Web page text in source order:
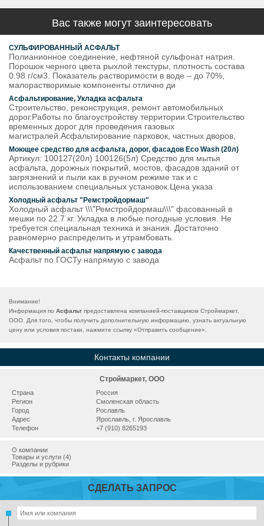
Вас также могут заинтересовать
СУЛЬФИРОВАННЫЙ АСФАЛЬТ
Полианионное соединение, нефтяной сульфонат натрия.
Порошок черного цвета рыхлой текстуры, плотность состава
0.98 г/см3. Показатель растворимости в воде – до 70%,
малорастворимые компоненты отлично ди
Асфальтирование, Укладка асфальта
Строительство, реконструкция, ремонт автомобильных
дорог.Работы по благоустройству территории.Строительство
временных дорог для проведения газовых
магистралей.Асфальтирование парковок, частных дворов,
Моющее средство для асфальта, дорог, фасадов Eco Wash (20л)
Артикул: 100127(20л) 100126(5л) Средство для мытья
асфальта, дорожных покрытий, мостов, фасадов зданий от
загрязнений и пыли как в ручном режиме так и с
использованием специальных установок.Цена указа
Холодный асфальт "Ремстройдормаш"
Холодный асфальт \\\"Ремстройдормаш\\\" фасованный в
мешки по 22.7 кг. Укладка в любые погодные условия. Не
требуется специальная техника и знания. Достаточно
равномерно распределить и утрамбовать.
Качественный асфальт напрямую с завода
Асфальт по ГОСТу напрямую с завода
Внимание!
Информация по Асфальт предоставлена компанией-поставщиком Строймаркет,
ООО. Для того, чтобы получить дополнительную информацию, узнать актуальную
цену или условия постаки, нажмите ссылку «Отправить сообщение».
Контакты компании
Строймаркет, ООО
Страна
Россия
Регион
Смоленская область
Город
Рославль
Адрес
Ярославль, г. Ярославль
Телефон
+7 (910) 8265193
О компании
Товары и услуги (4)
Разделы и рубрики
СДЕЛАТЬ ЗАПРОС